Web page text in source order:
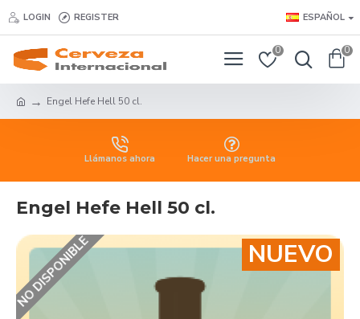
LOGIN REGISTER ESPAÑOL
0 0
Engel Hefe Hell 50 cl.
Llámanos ahora Hacer una pregunta
Engel Hefe Hell 50 cl.
NUEVO
NO DISPONIBLE